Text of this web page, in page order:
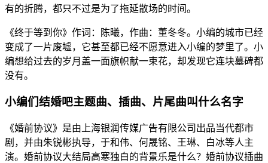
有的折腾，都只不过是为了拖延散场的时间。
《终于等到你》作词：陈曦，作曲：董冬冬。小编的城市已经
变成了一片废墟，它甚至都已经不愿意进入小编的梦里了。小
编想给过去的岁月盖一面旗帜献一束花，却发现它连块墓碑都
没有。
小编们结婚吧主题曲、插曲、片尾曲叫什么名字
《婚前协议》是由上海银润传媒广告有限公司出品当代都市
剧，并由朱锐彬执导，于和伟、何晟铭、王琳、白冰等人主
演。婚前协议大结局高寒独白的背景乐是什么？婚前协议插曲